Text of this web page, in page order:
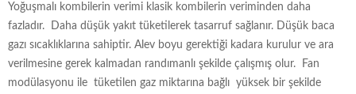
Yoğuşmalı kombilerin verimi klasik kombilerin veriminden daha
fazladır. Daha düşük yakıt tüketilerek tasarruf sağlanır. Düşük baca
gazı sıcaklıklarına sahiptir. Alev boyu gerektiği kadara kurulur ve ara
verilmesine gerek kalmadan randımanlı şekilde çalışmış olur. Fan
modülasyonu ile tüketilen gaz miktarına bağlı yüksek bir şekilde